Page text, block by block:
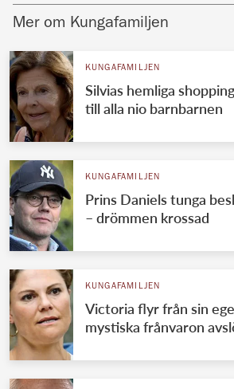
Mer om Kungafamiljen
KUNGAFAMILJEN
Silvias hemliga
till alla nio barnbarnen
KUNGAFAMILJEN
Prins Daniels tunga
– drömmen krossad
KUNGAFAMILJEN
Victoria flyr från sin
mystiska frånvaron